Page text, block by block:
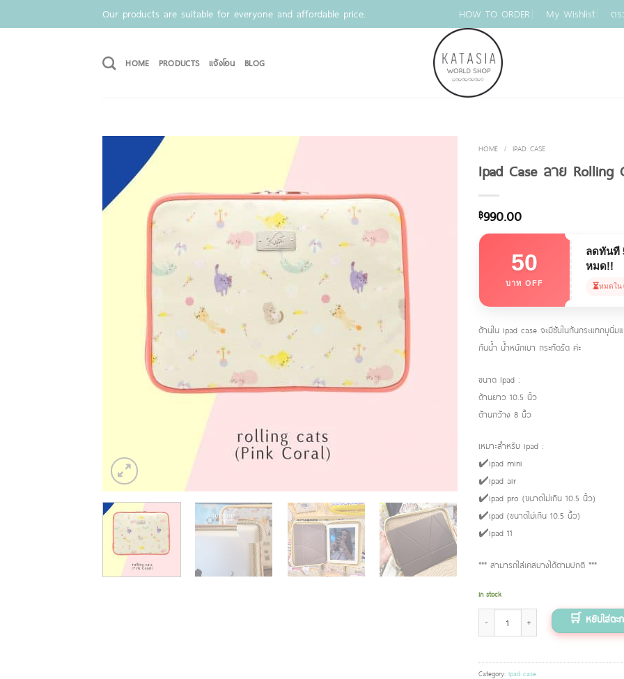
to
Our products are suitable for everyone and affordable price. HOW TO ORDER My Wishlist ต
HOME PRODUCTS แจ้งโอน BLOG
HOME / IPAD CASE
Ipad Case ลาย
฿990.00
50
บาท OFF
ลดทันที
หมด!!
⏳หมดใน
ด้านใน ipad case จะมีซับในกันกระแทกบุนิ่ม
กันน้ำ น้ำหนักเบา กระทัดรัด ค่ะ
ขนาด Ipad :
ด้านยาว 10.5 นิ้ว
ด้านกว้าง 8 นิ้ว
เหมาะสำหรับ ipad :
✔️ipad mini
✔️ipad air
✔️ipad pro (ขนาดไม่เกิน 10.5 นิ้ว)
✔️ipad (ขนาดไม่เกิน 10.5 นิ้ว)
✔️ipad 11
*** สามารถใส่เคสบางได้ตามปกติ ***
In stock
Ipad Case ลาย Rolling Cats (สีชมพู Pink
Category: Ipad case